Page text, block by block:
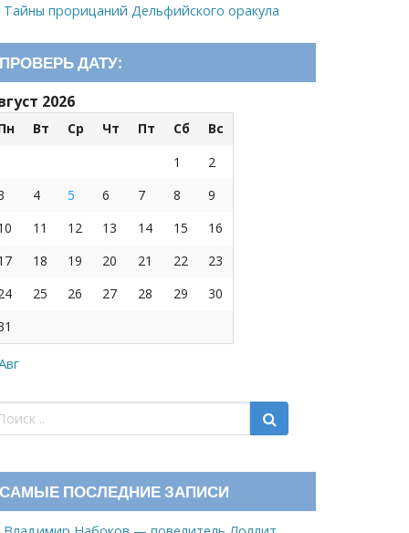
Тайны прорицаний Дельфийского оракула
ПРОВЕРЬ ДАТУ:
2026
Вт Ср Чт Пт Сб
Вс
1
2
4 5 6 7 8
9
11 12 13 14 15
16
18 19 20 21 22
23
25 26 27 28 29
30
САМЫЕ ПОСЛЕДНИЕ ЗАПИСИ